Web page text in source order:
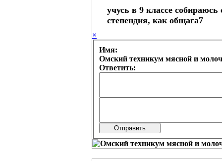
учусь в 9 классе
степендия, как общага7
×
Имя:
Омский техникум мясной и
Ответить: